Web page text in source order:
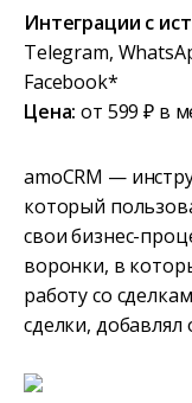
Интеграции с
Telegram,
Facebook*
Цена: от 599 ₽ в
amoCRM —
который
свои бизнес-
воронки, в
работу со
сделки, добавлял